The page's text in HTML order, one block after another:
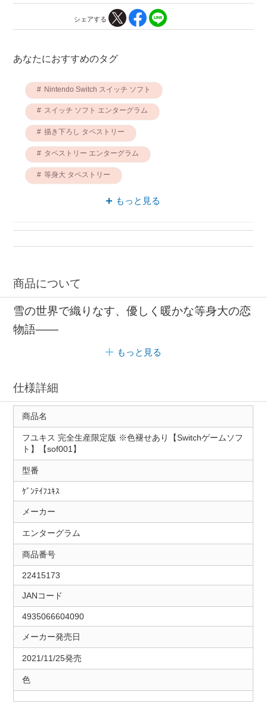
シェアする
あなたにおすすめのタグ
Nintendo Switch スイッチ ソフト
スイッチ ソフト エンターグラム
描き下ろし タペストリー
タペストリー エンターグラム
等身大 タペストリー
描き下ろし エンターグラム
もっと見る
商品について
雪の世界で織りなす、優しく暖かな等身大の恋
物語――
もっと見る
仕様詳細
商品名
フユキス 完全生産限定版 ※色褪せあり【Switchゲームソフ
ト】【sof001】
型番
ｹﾞﾝﾃｲﾌﾕｷｽ
メーカー
エンターグラム
商品番号
22415173
JANコード
4935066604090
メーカー発売日
2021/11/25発売
色